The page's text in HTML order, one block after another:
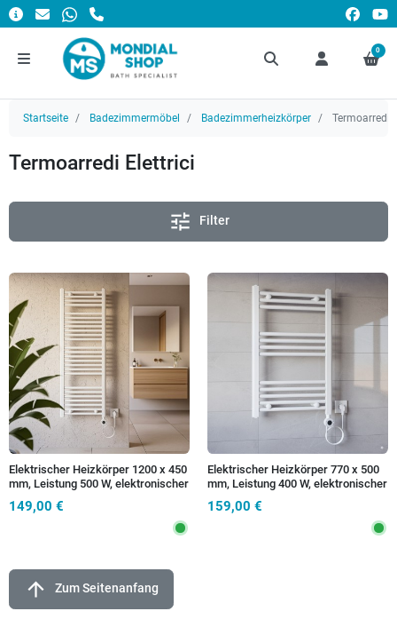
0
Startseite Badezimmermöbel Badezimmerheizkörper Termoarredi
Termoarredi Elettrici
tune Filter
Elektrischer Heizkörper 1200 x 450
mm, Leistung 500 W, elektronischer
Thermostat
149,00 €
Elektrischer Heizkörper 770 x 500
mm, Leistung 400 W, elektronischer
Thermostat
159,00 €
arrow_upward Zum Seitenanfang